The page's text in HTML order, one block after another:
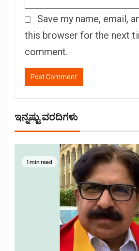
Save my name, email,
this browser for the next
comment.
ಇನ್ನಷ್ಟು ವರದಿಗಳು
1 min read